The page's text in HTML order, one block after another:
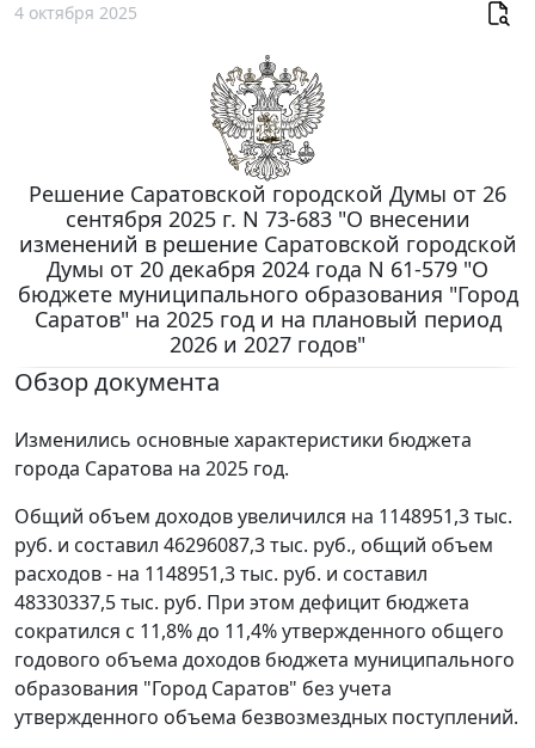
4 октября 2025
Решение Саратовской городской Думы от 26
сентября 2025 г. N 73-683 "О внесении
изменений в решение Саратовской городской
Думы от 20 декабря 2024 года N 61-579 "О
бюджете муниципального образования "Город
Саратов" на 2025 год и на плановый период
2026 и 2027 годов"
Обзор документа
Изменились основные характеристики бюджета
города Саратова на 2025 год.
Общий объем доходов увеличился на 1148951,3 тыс.
руб. и составил 46296087,3 тыс. руб., общий объем
расходов - на 1148951,3 тыс. руб. и составил
48330337,5 тыс. руб. При этом дефицит бюджета
сократился с 11,8% до 11,4% утвержденного общего
годового объема доходов бюджета муниципального
образования "Город Саратов" без учета
утвержденного объема безвозмездных поступлений.